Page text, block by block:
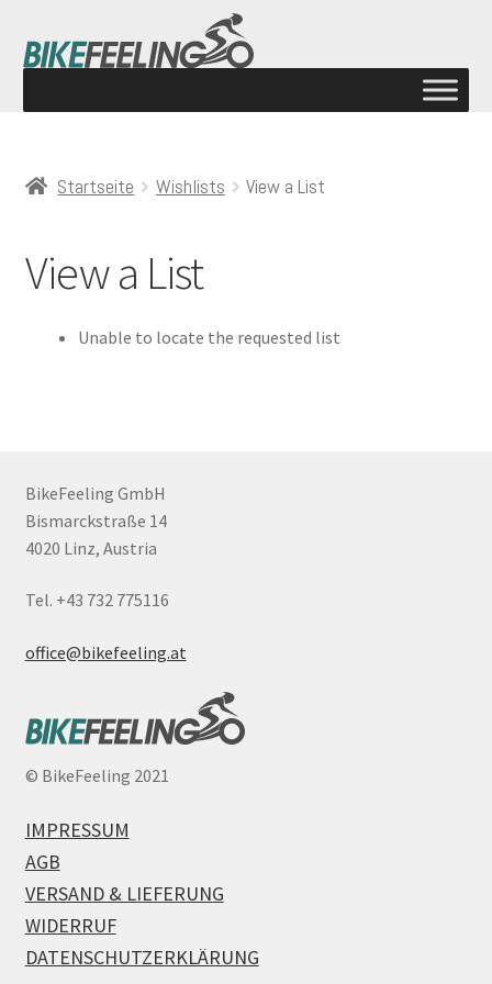
Startseite Wishlists View a List
View a List
Unable to locate the requested list
BikeFeeling GmbH
Bismarckstraße 14
4020 Linz, Austria
Tel. +43 732 775116
office@bikefeeling.at
© BikeFeeling 2021
IMPRESSUM
AGB
VERSAND & LIEFERUNG
WIDERRUF
DATENSCHUTZERKLÄRUNG